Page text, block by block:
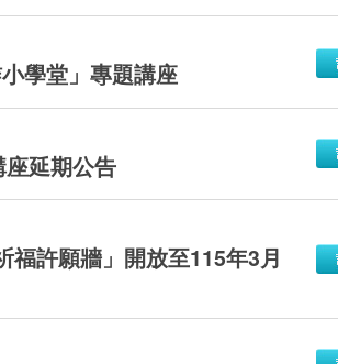
學堂」專題講座
延期公告
福許願牆」開放至115年3月